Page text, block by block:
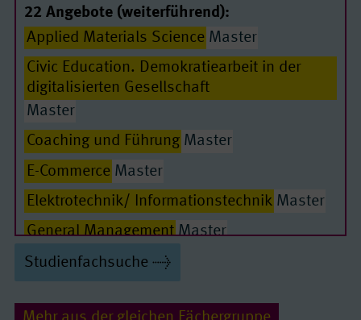
Passende Seiten
22 Angebote (weiterführend):
Applied Materials Science Master
Civic Education. Demokratiearbeit in der
digitalisierten Gesellschaft
Master
Coaching und Führung Master
E-Commerce Master
Elektrotechnik/ Informationstechnik Master
General Management Master
General Management (MBA)
Studienfachsuche